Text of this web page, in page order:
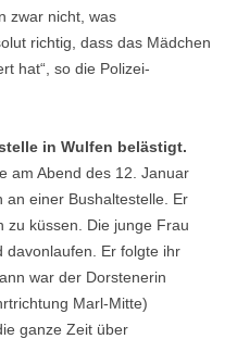
zwar nicht, was
richtig, dass das Mädchen
hat“, so die Polizei-
in Wulfen belästigt.
am Abend des 12. Januar
an einer Bushaltestelle. Er
zu küssen. Die junge Frau
davonlaufen. Er folgte ihr
war der Dorstenerin
Marl-Mitte)
ganze Zeit über